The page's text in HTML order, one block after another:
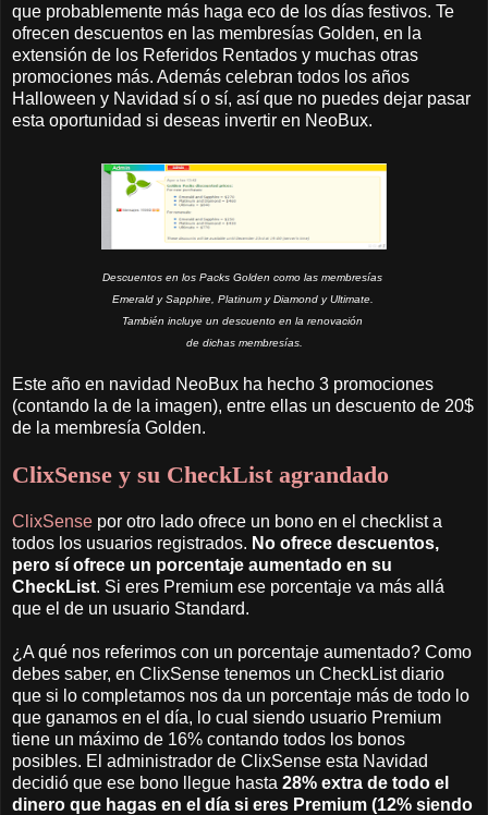
que probablemente más haga eco de los días festivos. Te
ofrecen descuentos en las membresías Golden, en la
extensión de los Referidos Rentados y muchas otras
promociones más. Además celebran todos los años
Halloween y Navidad sí o sí, así que no puedes dejar pasar
esta oportunidad si deseas invertir en NeoBux.
Descuentos en los Packs Golden como las membresías
Emerald y Sapphire, Platinum y Diamond y Ultimate.
También incluye un descuento en la renovación
de dichas membresías.
Este año en navidad NeoBux ha hecho 3 promociones
(contando la de la imagen), entre ellas un descuento de 20$
de la membresía Golden.
ClixSense y su CheckList agrandado
ClixSense por otro lado ofrece un bono en el checklist a
todos los usuarios registrados. No ofrece descuentos,
pero sí ofrece un porcentaje aumentado en su
CheckList. Si eres Premium ese porcentaje va más allá
que el de un usuario Standard.
¿A qué nos referimos con un porcentaje aumentado? Como
debes saber, en ClixSense tenemos un CheckList diario
que si lo completamos nos da un porcentaje más de todo lo
que ganamos en el día, lo cual siendo usuario Premium
tiene un máximo de 16% contando todos los bonos
posibles. El administrador de ClixSense esta Navidad
decidió que ese bono llegue hasta 28% extra de todo el
dinero que hagas en el día si eres Premium (12% siendo